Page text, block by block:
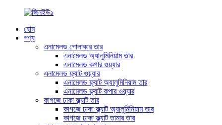
হোম
পণ্য
এনামেলড গোলাকার তার
এনামেলড অ্যালুমিনিয়াম তার
এনামেলড কপার ওয়্যার
এনামেলড ফ্ল্যাট ওয়্যার
এনামেলড ফ্ল্যাট অ্যালুমিনিয়াম তার
এনামেলড ফ্ল্যাট কপার ওয়্যার
কাগজে ঢাকা ফ্ল্যাট তার
কাগজে ঢাকা ফ্ল্যাট অ্যালুমিনিয়াম তার
কাগজে ঢাকা ফ্ল্যাট তামার তার